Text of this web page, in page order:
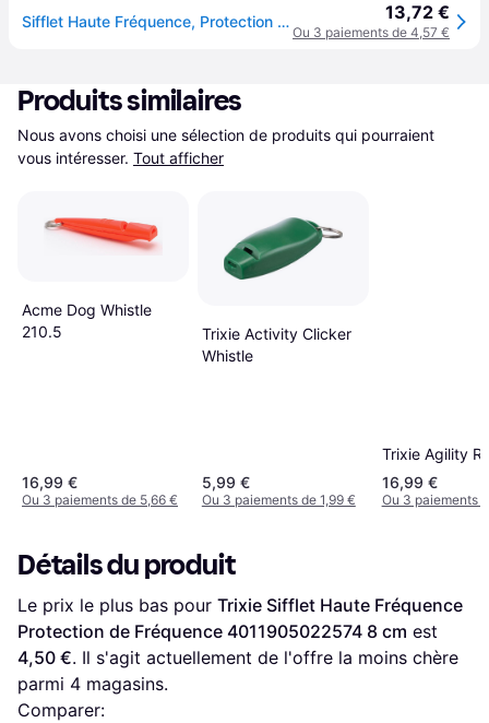
Sifflet Haute Fréquence, Protection De Fréquence, 8 Cm - Mon Animalerie 13,72 €
Ou 3 paiements de 4,57 €
Produits similaires
Nous avons choisi une sélection de produits qui pourraient
vous intéresser. Tout afficher
Acme Dog Whistle
210.5
16,99 €
Ou 3 paiements de 5,66 €
Trixie Activity Clicker
Whistle
5,99 €
Ou 3 paiements de 1,99 €
Trixie Agility
16,99 €
Ou 3 paiements
Détails du produit
Le prix le plus bas pour Trixie Sifflet Haute Fréquence
Protection de Fréquence 4011905022574 8 cm
4,50 €. Il s'agit actuellement de l'offre la moins chère
parmi 4 magasins.
Comparer: